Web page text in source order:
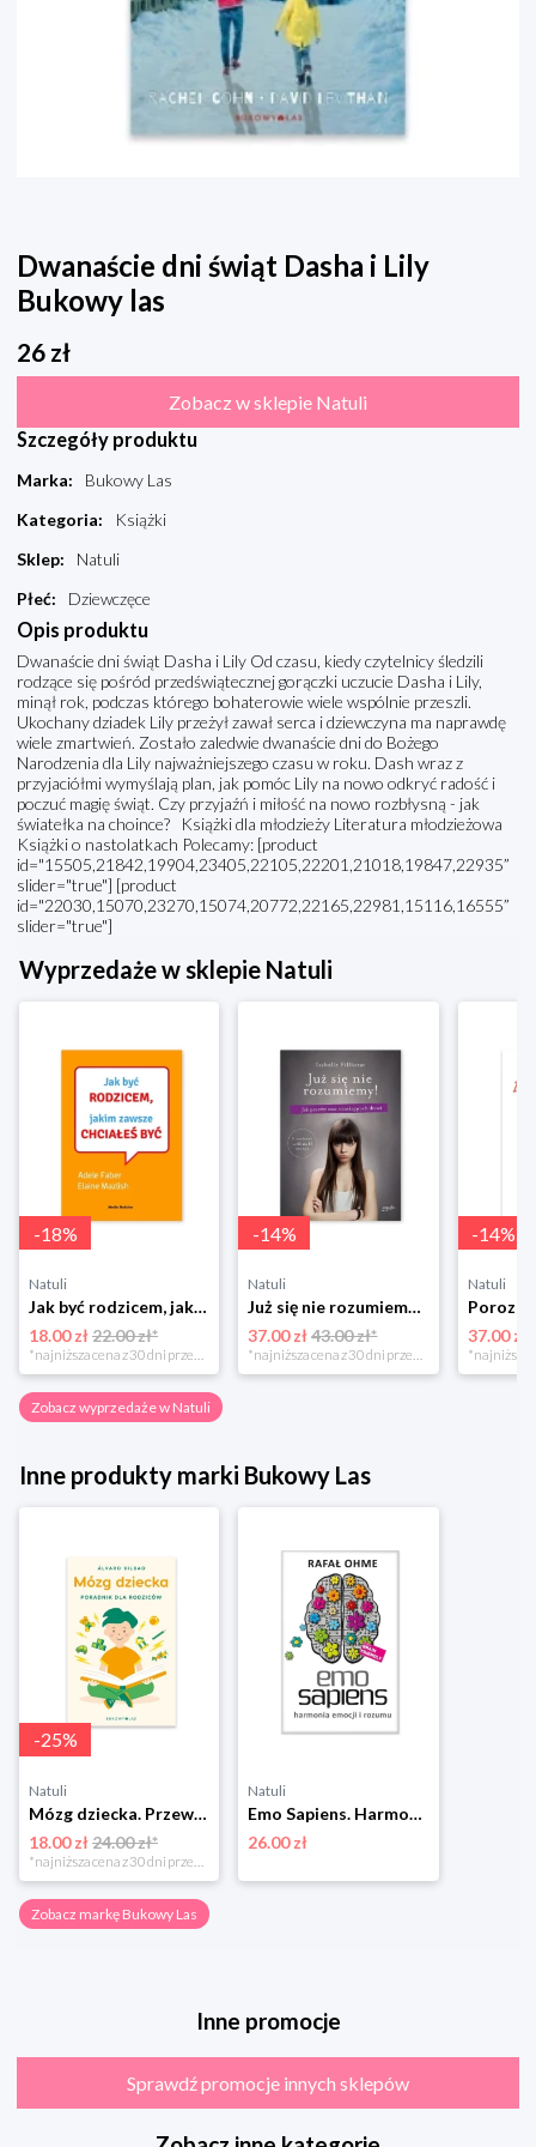
Dwanaście dni świąt Dasha i Lily
Bukowy las
26 zł
Zobacz w sklepie Natuli
Szczegóły produktu
Marka:
Bukowy Las
Kategoria:
Książki
Sklep:
Natuli
Płeć: Dziewczęce
Opis produktu
Dwanaście dni świąt Dasha i Lily Od czasu, kiedy czytelnicy śledzili
rodzące się pośród przedświątecznej gorączki uczucie Dasha i Lily,
minął rok, podczas którego bohaterowie wiele wspólnie przeszli.
Ukochany dziadek Lily przeżył zawał serca i dziewczyna ma naprawdę
wiele zmartwień. Zostało zaledwie dwanaście dni do Bożego
Narodzenia dla Lily najważniejszego czasu w roku. Dash wraz z
przyjaciółmi wymyślają plan, jak pomóc Lily na nowo odkryć radość i
poczuć magię świąt. Czy przyjaźń i miłość na nowo rozbłysną - jak
światełka na choince? Książki dla młodzieży Literatura młodzieżowa
Książki o nastolatkach Polecamy: [product
id="15505,21842,19904,23405,22105,22201,21018,19847,22935”
slider="true"] [product
id="22030,15070,23270,15074,20772,22165,22981,15116,16555”
slider="true"]
Wyprzedaże w sklepie Natuli
-18%
Natuli
Jak być rodzicem, jakim zawsze chciałeś być Media rodzina
18.00 zł22.00 zł*
*najniższa cena z 30 dni przed obniżką
-14%
Natuli
Już się nie rozumiemy! Jak przeżyć czas trzaskających drzwi Esprit
37.00 zł 43.00 zł*
*najniższa cena z 30 dni przed obniżką
-14%
Natuli
37.00 zł
Zobacz wyprzedaże w Natuli
Inne produkty marki Bukowy Las
-25%
Natuli
Mózg dziecka. Przewodnik dla rodziców Bukowy las
18.00 zł24.00 zł*
Natuli
Emo Sapiens. Harmonia emocji i rozumu Bukowy las
26.00 zł
Zobacz markę Bukowy Las
Inne promocje
Sprawdź promocje innych sklepów